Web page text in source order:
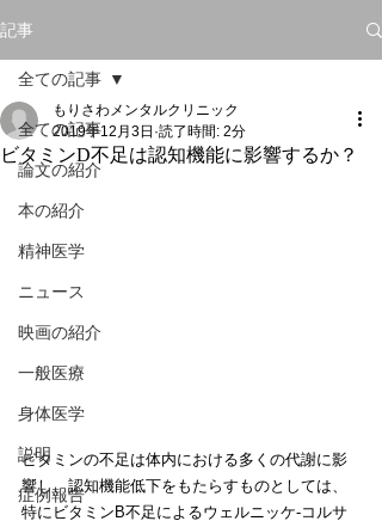
記事
全ての記事
論文の紹介
本の紹介
精神医学
ニュース
映画の紹介
一般医療
身体医学
説明
症例報告
全ての記事
ビタミンD不足は認知機能に影響するか？
もりさわメンタルクリニック
2019年12月3日 読了時間: 2分
ビタミンの不足は体内における多くの代謝に影
響し、認知機能低下をもたらすものとしては、
特にビタミンB不足によるウェルニッケ‐コルサ